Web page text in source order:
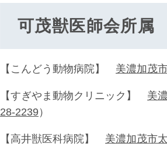
可茂獣医師会所属
【こんどう動物病院】 美濃加茂
【すぎやま動物クリニック】 美
28-2239）
【高井獣医科病院】 美濃加茂市